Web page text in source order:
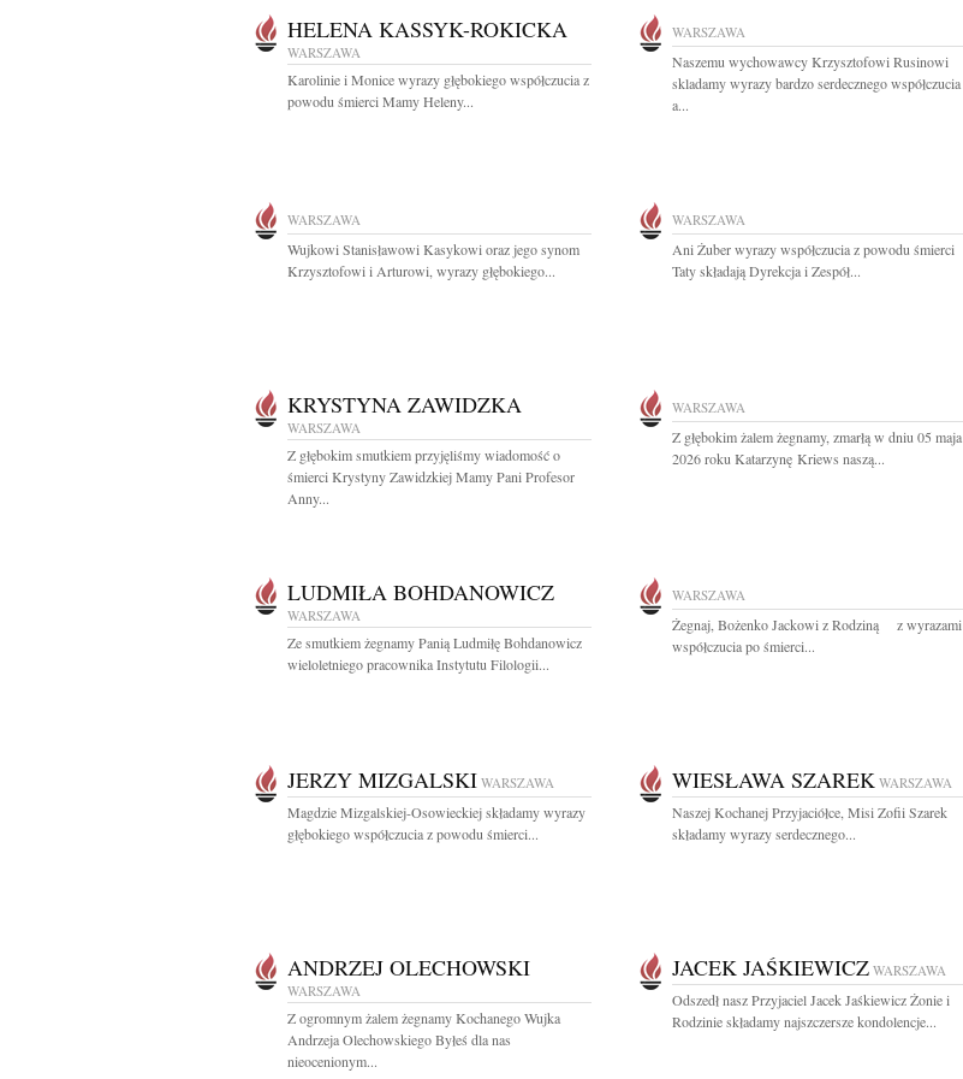
HELENA KASSYK-ROKICKA
WARSZAWA
Karolinie i Monice wyrazy głębokiego współczucia z
powodu śmierci Mamy Heleny...
WARSZAWA
Naszemu wychowawcy Krzysztofowi Rusinowi
skladamy wyrazy bardzo serdecznego współczucia
a...
WARSZAWA
Wujkowi Stanisławowi Kasykowi oraz jego synom
Krzysztofowi i Arturowi, wyrazy głębokiego...
WARSZAWA
Ani Żuber wyrazy współczucia z powodu śmierci
Taty składają Dyrekcja i Zespół...
KRYSTYNA ZAWIDZKA
WARSZAWA
Z głębokim smutkiem przyjęliśmy wiadomość o
śmierci Krystyny Zawidzkiej Mamy Pani Profesor
Anny...
WARSZAWA
Z głębokim żalem żegnamy, zmarłą w dniu 05 maja
2026 roku Katarzynę Kriews naszą...
LUDMIŁA BOHDANOWICZ
WARSZAWA
Ze smutkiem żegnamy Panią Ludmiłę Bohdanowicz
wieloletniego pracownika Instytutu Filologii...
WARSZAWA
Żegnaj, Bożenko Jackowi z Rodziną z wyrazami
współczucia po śmierci...
JERZY MIZGALSKI WARSZAWA
Magdzie Mizgalskiej-Osowieckiej składamy wyrazy
głębokiego współczucia z powodu śmierci...
WIESŁAWA SZAREK WARSZAWA
Naszej Kochanej Przyjaciółce, Misi Zofii Szarek
składamy wyrazy serdecznego...
ANDRZEJ OLECHOWSKI
WARSZAWA
Z ogromnym żalem żegnamy Kochanego Wujka
Andrzeja Olechowskiego Byłeś dla nas
nieocenionym...
JACEK JAŚKIEWICZ WARSZAWA
Odszedł nasz Przyjaciel Jacek Jaśkiewicz Żonie i
Rodzinie składamy najszczersze kondolencje...